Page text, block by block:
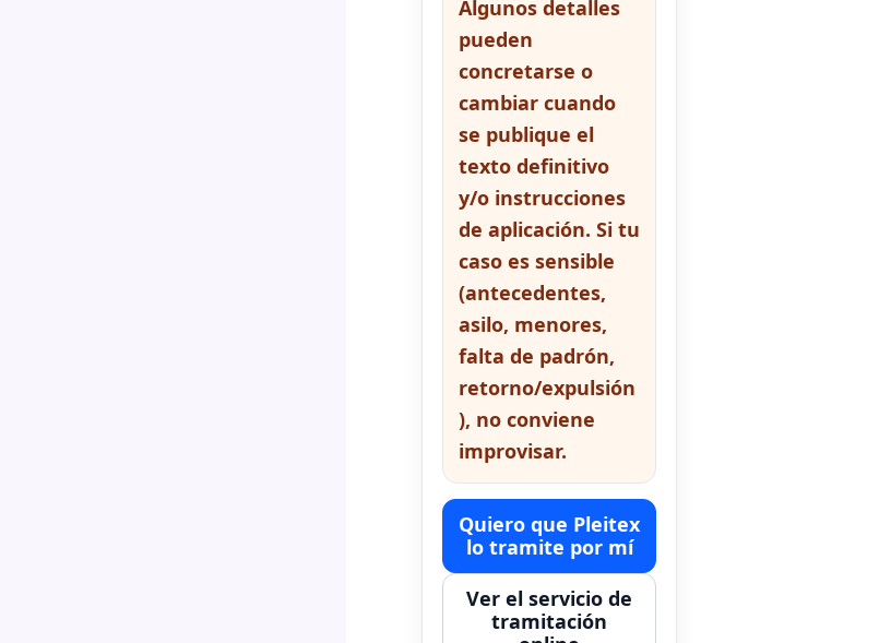
Algunos detalles
pueden
concretarse o
cambiar cuando
se publique el
texto definitivo
y/o instrucciones
de aplicación. Si tu
caso es sensible
(antecedentes,
asilo, menores,
falta de padrón,
retorno/expulsión
), no conviene
improvisar.
Quiero que Pleitex
lo tramite por mí
Ver el servicio de
tramitación